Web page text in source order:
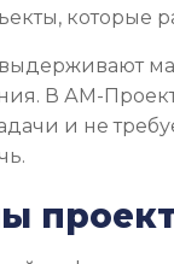
которые
В АМ-
и не